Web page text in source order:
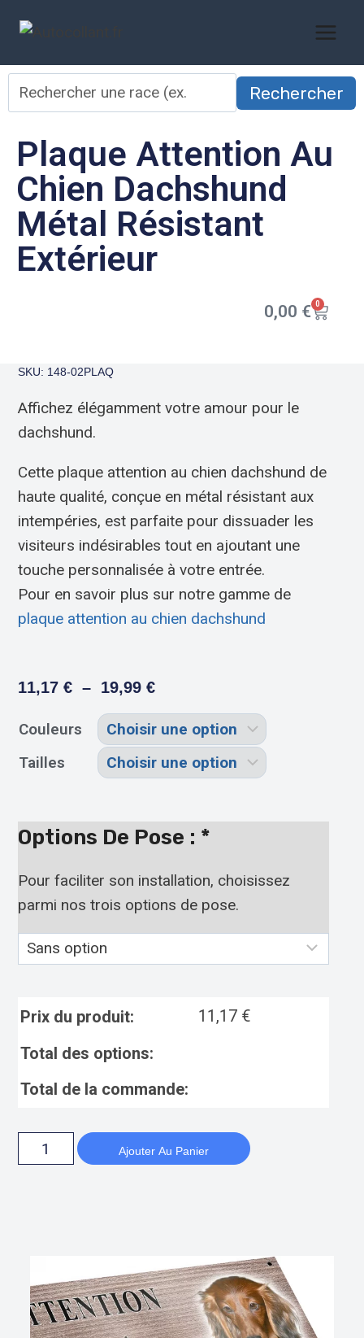
Rechercher
Plaque Attention Au
Chien Dachshund
Métal Résistant
Extérieur
0,00 € 0
SKU: 148-02PLAQ
Affichez élégamment votre amour pour le
dachshund.
Cette plaque attention au chien dachshund de
haute qualité, conçue en métal résistant aux
intempéries, est parfaite pour dissuader les
visiteurs indésirables tout en ajoutant une
touche personnalisée à votre entrée.
Pour en savoir plus sur notre gamme de
plaque attention au chien dachshund
11,17€ – 19,99€
Couleurs
Tailles
Options De Pose : *
Pour faciliter son installation, choisissez
parmi nos trois options de pose.
Prix du produit: 11,17 €
Total des options:
Total de la commande:
Ajouter Au Panier